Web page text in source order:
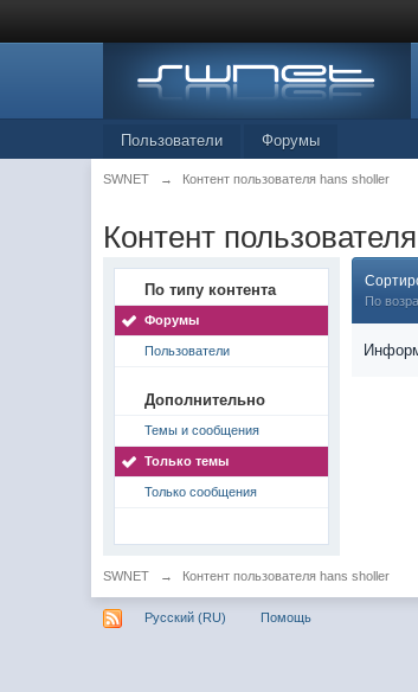
Пользователи Форумы
SWNET → Контент пользователя hans sholler
Контент
По типу контента
Форумы
Пользователи
Дополнительно
Темы и сообщения
Только темы
Только сообщения
По
SWNET → Контент пользователя hans sholler
Русский (RU) Помощь